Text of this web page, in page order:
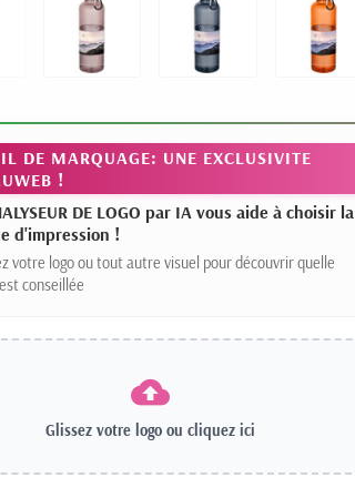
DE MARQUAGE: UNE EXCLUSIVITE
!
DE LOGO par IA vous aide à choisir la
d'impression !
votre logo ou tout autre visuel pour découvrir quelle
conseillée
Glissez votre logo ou cliquez ici